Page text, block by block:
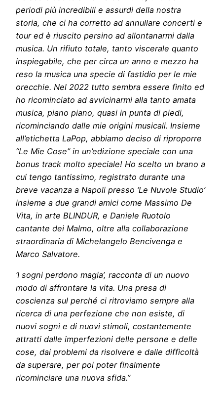
periodi più incredibili e assurdi della nostra
storia, che ci ha corretto ad annullare concerti e
tour ed è riuscito persino ad allontanarmi dalla
musica. Un rifiuto totale, tanto viscerale quanto
inspiegabile, che per circa un anno e mezzo ha
reso la musica una specie di fastidio per le mie
orecchie. Nel 2022 tutto sembra essere finito ed
ho ricominciato ad avvicinarmi alla tanto amata
musica, piano piano, quasi in punta di piedi,
ricominciando dalle mie origini musicali. Insieme
all’etichetta LaPop, abbiamo deciso di riproporre
“Le Mie Cose” in un’edizione speciale con una
bonus track molto speciale! Ho scelto un brano a
cui tengo tantissimo, registrato durante una
breve vacanza a Napoli presso ‘Le Nuvole Studio’
insieme a due grandi amici come Massimo De
Vita, in arte BLINDUR, e Daniele Ruotolo
cantante dei Malmo, oltre alla collaborazione
straordinaria di Michelangelo Bencivenga e
Marco Salvatore.
‘I sogni perdono magia’, racconta di un nuovo
modo di affrontare la vita. Una presa di
coscienza sul perché ci ritroviamo sempre alla
ricerca di una perfezione che non esiste, di
nuovi sogni e di nuovi stimoli, costantemente
attratti dalle imperfezioni delle persone e delle
cose, dai problemi da risolvere e dalle difficoltà
da superare, per poi poter finalmente
ricominciare una nuova sfida.”